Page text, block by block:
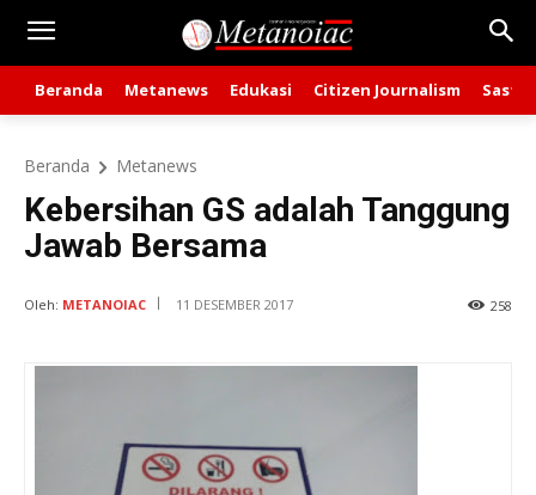
Beranda Metanews Edukasi Citizen Journalism Sastra
Beranda Metanews
Kebersihan GS adalah Tanggung
Jawab Bersama
258
Oleh: METANOIAC 11 DESEMBER 2017